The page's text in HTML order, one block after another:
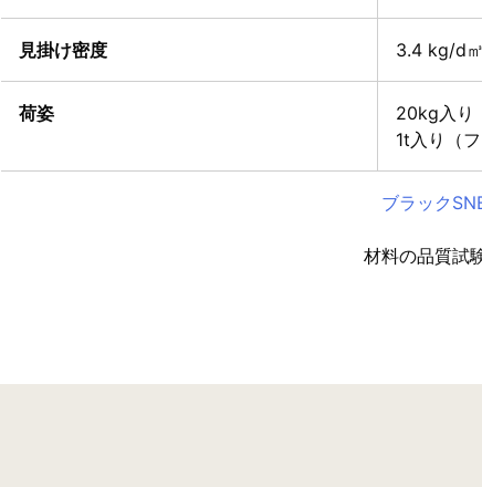
見掛け密度 3.4 kg/d㎥
荷姿
20kg入り
1t入り（
ブラック
材料の品質試